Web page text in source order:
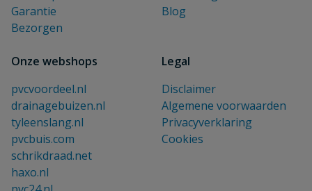
Garantie
Bezorgen
Blog
Onze webshops
pvcvoordeel.nl
drainagebuizen.nl
tyleenslang.nl
pvcbuis.com
schrikdraad.net
haxo.nl
Legal
Disclaimer
Algemene voorwaarden
Privacyverklaring
Cookies